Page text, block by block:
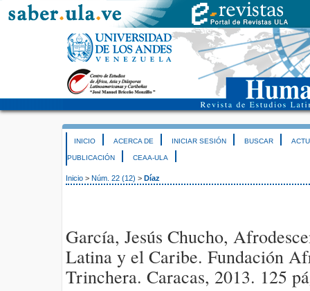
INICIO ACERCA DE INICIAR SESIÓN BUSCAR
PUBLICACIÓN CEAA-ULA
Inicio > Núm. 22 (12) > Díaz
García, Jesús Chucho,
Latina y el Caribe. Fundación
Trinchera. Caracas, 2013. 125